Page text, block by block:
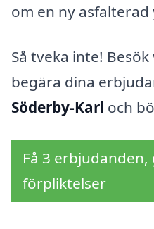
om en ny asfalterad
Så tveka inte!
begära dina
Söderby-Karl och
Få 3
förpliktelser